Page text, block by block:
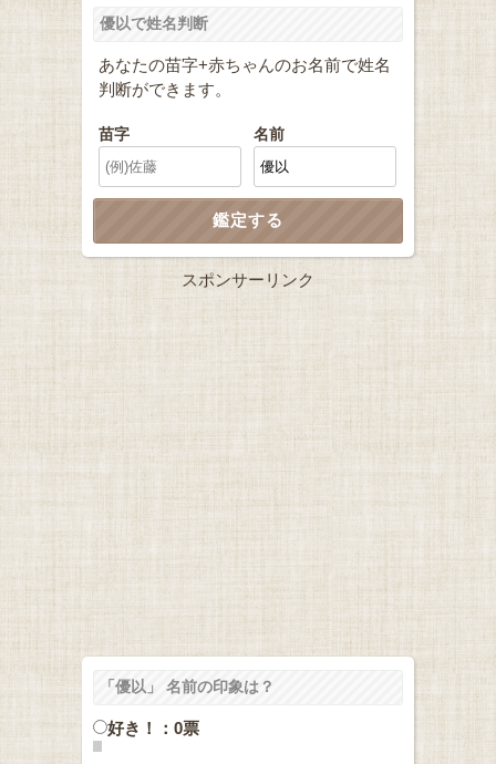
優以で姓名判断
あなたの苗字+赤ちゃんのお名前で姓名
判断ができます。
苗字 名前
スポンサーリンク
「優以」 名前の印象は？
好き！：0票